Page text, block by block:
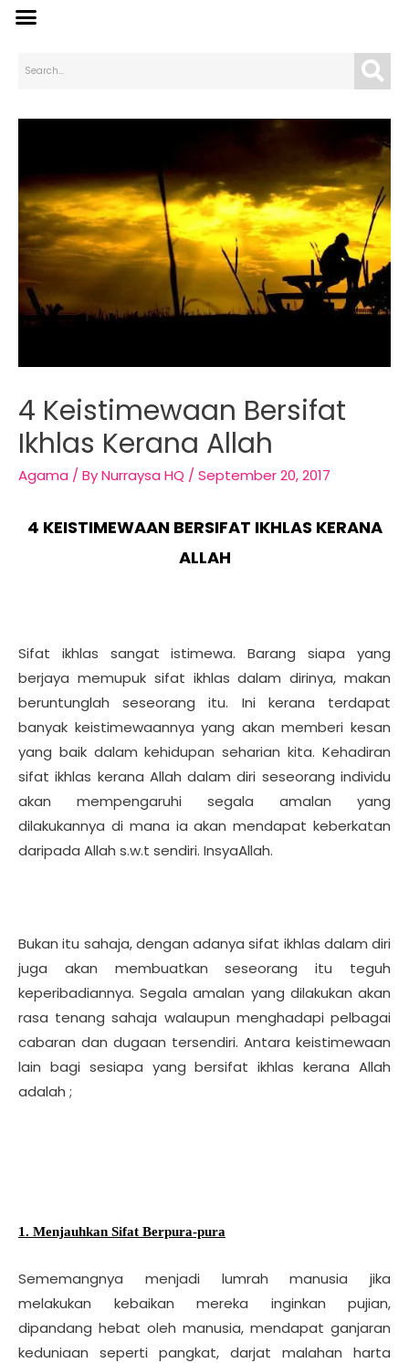
4 Keistimewaan Bersifat
Ikhlas Kerana Allah
Agama / ByNurraysa HQ /September 20, 2017
4 KEISTIMEWAAN BERSIFAT IKHLAS KERANA
ALLAH
Sifat ikhlas sangat istimewa. Barang siapa yang
berjaya memupuk sifat ikhlas dalam dirinya, makan
beruntunglah seseorang itu. Ini kerana terdapat
banyak keistimewaannya yang akan memberi kesan
yang baik dalam kehidupan seharian kita. Kehadiran
sifat ikhlas kerana Allah dalam diri seseorang individu
akan mempengaruhi segala amalan yang
dilakukannya di mana ia akan mendapat keberkatan
daripada Allah s.w.t sendiri. InsyaAllah.
Bukan itu sahaja, dengan adanya sifat ikhlas dalam diri
juga akan membuatkan seseorang itu teguh
keperibadiannya. Segala amalan yang dilakukan akan
rasa tenang sahaja walaupun menghadapi pelbagai
cabaran dan dugaan tersendiri. Antara keistimewaan
lain bagi sesiapa yang bersifat ikhlas kerana Allah
adalah ;
1. Menjauhkan Sifat Berpura-pura
Sememangnya menjadi lumrah manusia jika
melakukan kebaikan mereka inginkan pujian,
dipandang hebat oleh manusia, mendapat ganjaran
keduniaan seperti pangkat, darjat malahan harta